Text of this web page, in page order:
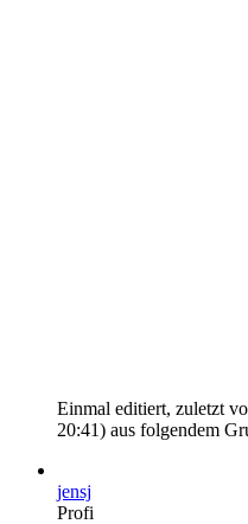
Einmal editiert, zuletzt
20:41) aus folgendem
jensj
Profi